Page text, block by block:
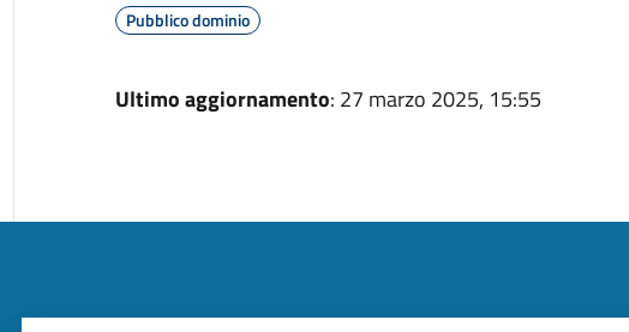
Pubblico dominio
Ultimo aggiornamento: 27 marzo 2025, 15:55